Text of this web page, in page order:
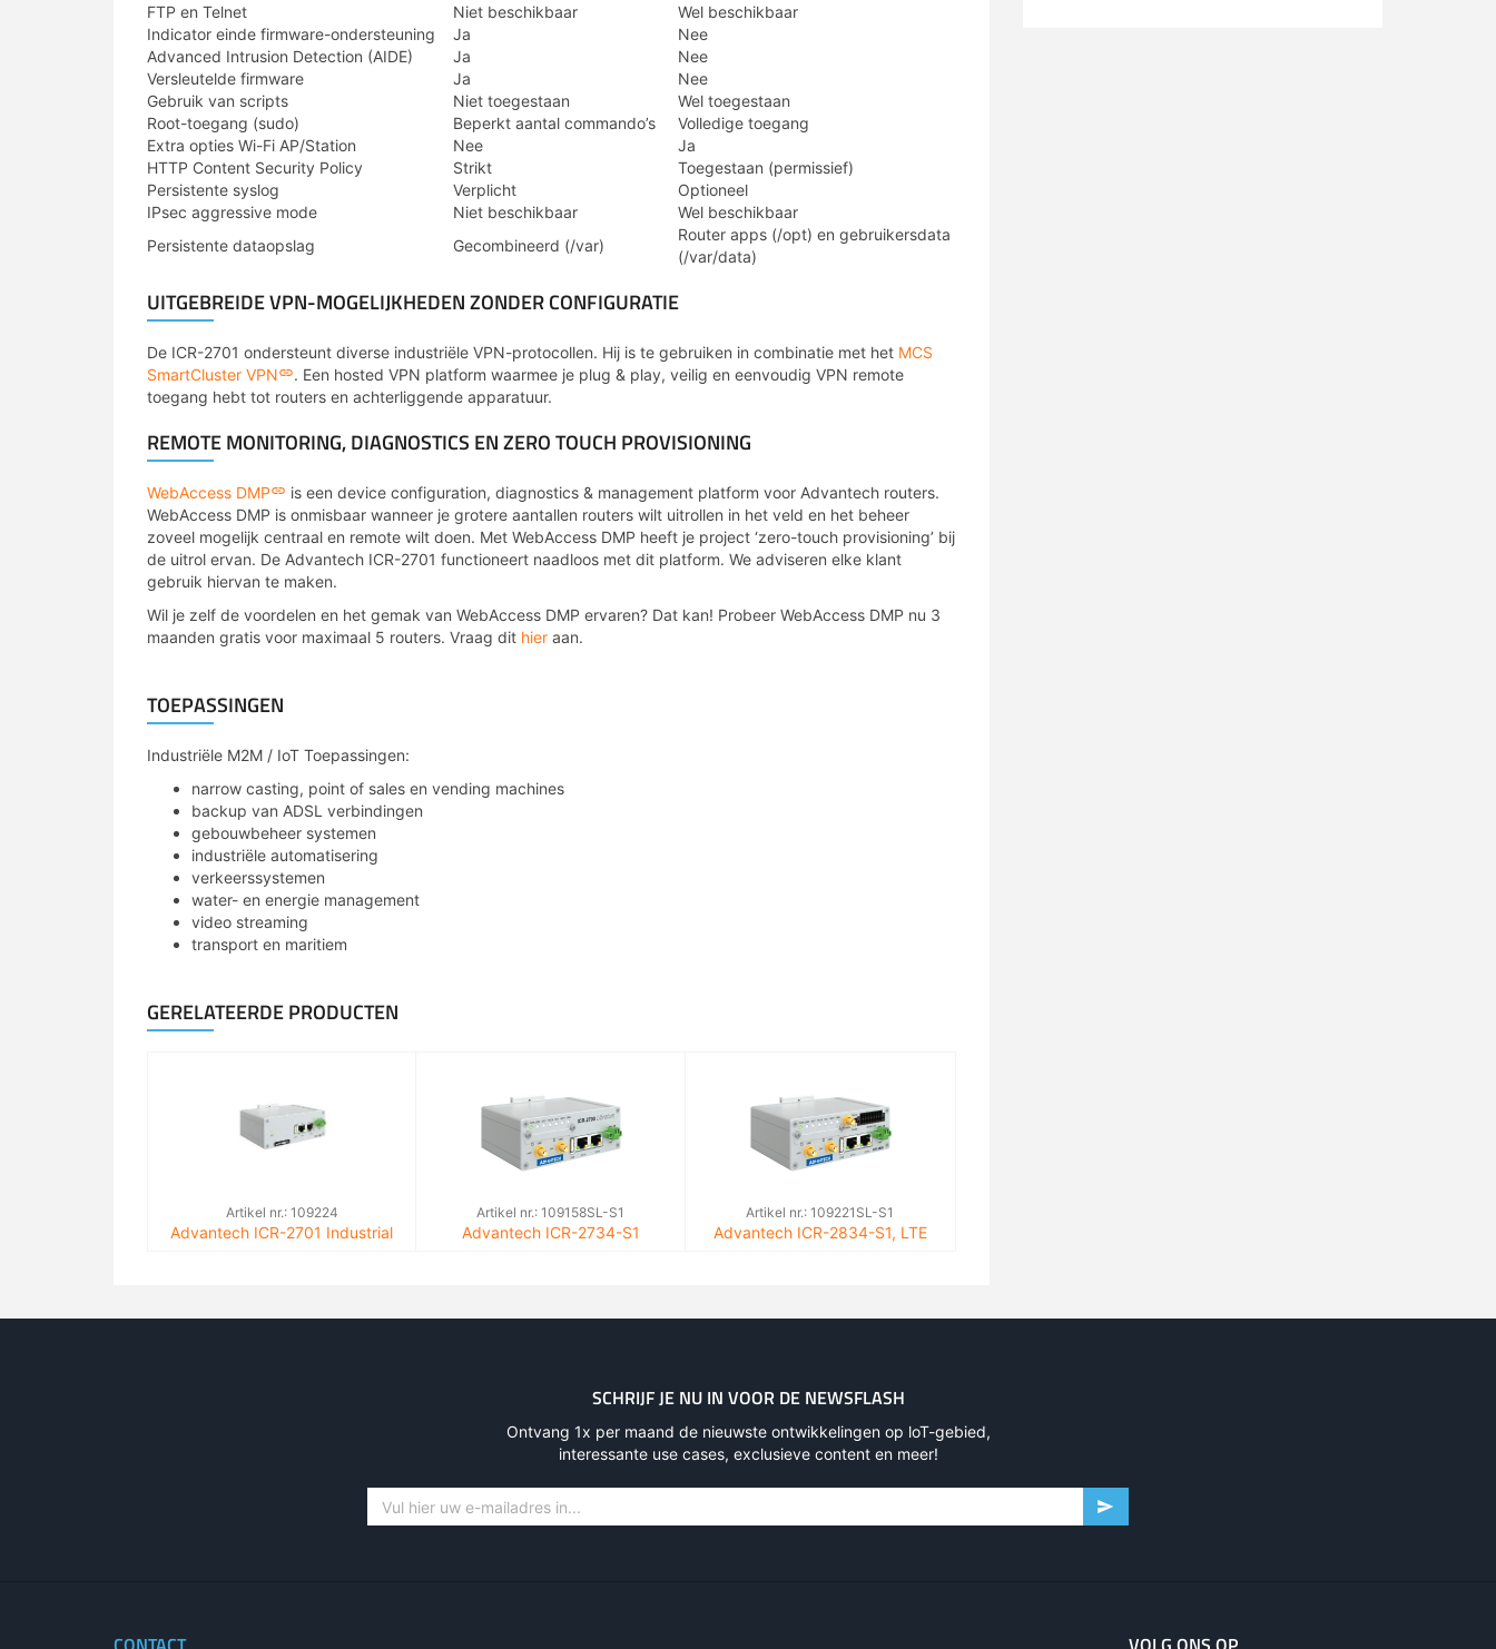
FTP en Telnet
Niet beschikbaar
Wel beschikbaar
Indicator einde firmware-ondersteuning
Ja
Nee
Advanced Intrusion Detection (AIDE)
Ja
Nee
Versleutelde firmware
Ja
Nee
Gebruik van scripts
Niet toegestaan
Wel toegestaan
Root-toegang (sudo)
Beperkt aantal commando’s
Volledige toegang
Extra opties Wi-Fi AP/Station
Nee
Ja
HTTP Content Security Policy
Strikt
Toegestaan (permissief)
Persistente syslog
Verplicht
Optioneel
IPsec aggressive mode
Niet beschikbaar
Wel beschikbaar
Persistente dataopslag
Gecombineerd (/var)
Router apps (/opt) en gebruikersdata
(/var/data)
UITGEBREIDE VPN-MOGELIJKHEDEN ZONDER CONFIGURATIE
De ICR-2701 ondersteunt diverse industriële VPN-protocollen. Hij is te gebruiken in combinatie met het MCS
SmartCluster VPN
. Een hosted VPN platform waarmee je plug & play, veilig en eenvoudig VPN remote
toegang hebt tot routers en achterliggende apparatuur.
REMOTE MONITORING, DIAGNOSTICS EN ZERO TOUCH PROVISIONING
WebAccess DMP
is een device configuration, diagnostics & management platform voor Advantech routers.
WebAccess DMP is onmisbaar wanneer je grotere aantallen routers wilt uitrollen in het veld en het beheer
zoveel mogelijk centraal en remote wilt doen. Met WebAccess DMP heeft je project ‘zero-touch provisioning’ bij
de uitrol ervan. De Advantech ICR-2701 functioneert naadloos met dit platform. We adviseren elke klant
gebruik hiervan te maken.
Wil je zelf de voordelen en het gemak van WebAccess DMP ervaren? Dat kan! Probeer WebAccess DMP nu 3
maanden gratis voor maximaal 5 routers. Vraag dit hier aan.
TOEPASSINGEN
Industriële M2M / IoT Toepassingen:
narrow casting, point of sales en vending machines
backup van ADSL verbindingen
gebouwbeheer systemen
industriële automatisering
verkeerssystemen
water- en energie management
video streaming
transport en maritiem
GERELATEERDE PRODUCTEN
Artikel nr.: 109224
Advantech ICR-2701 Industrial
Artikel nr.: 109158SL-S1
Advantech ICR-2734-S1
Artikel nr.: 109221SL-S1
Advantech ICR-2834-S1, LTE
SCHRIJF JE NU IN VOOR DE NEWSFLASH
Ontvang 1x per maand de nieuwste ontwikkelingen op loT-gebied,
interessante use cases, exclusieve content en meer!